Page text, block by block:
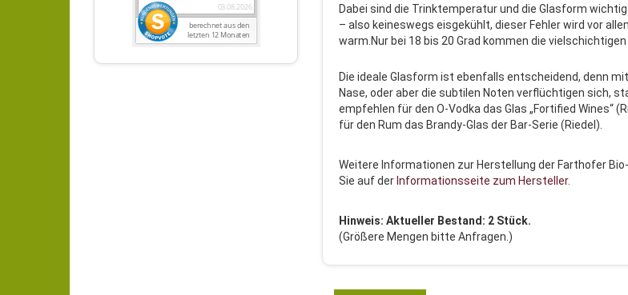
Dabei sind die Trinktemperatur und die Glasform
– also keineswegs eisgekühlt, dieser Fehler wird vor
warm.Nur bei 18 bis 20 Grad kommen die
Die ideale Glasform ist ebenfalls entscheidend, denn
Nase, oder aber die subtilen Noten verflüchtigen sich,
empfehlen für den O-Vodka das Glas „Fortified Wines“
für den Rum das Brandy-Glas der Bar-Serie (Riedel).
Weitere Informationen zur Herstellung der Farthofer
Sie auf der Informationsseite zum Hersteller.
Hinweis: Aktueller Bestand: 2 Stück.
(Größere Mengen bitte Anfragen.)